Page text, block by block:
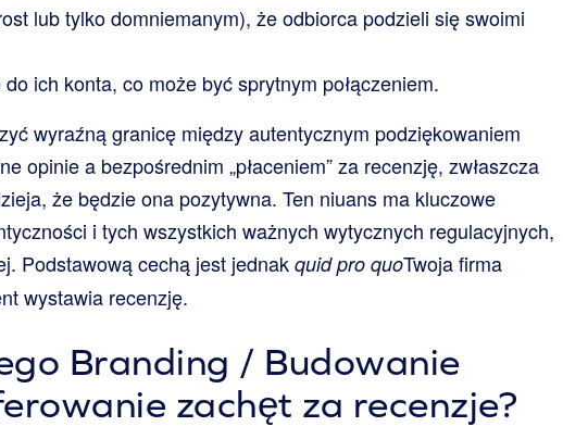
lub tylko domniemanym), że odbiorca podzieli się swoimi
ich konta, co może być sprytnym połączeniem.
wyraźną granicę między autentycznym podziękowaniem
opinie a bezpośrednim „płaceniem” za recenzję, zwłaszcza
że będzie ona pozytywna. Ten niuans ma kluczowe
i tych wszystkich ważnych wytycznych regulacyjnych,
Podstawową cechą jest jednak quid pro quoTwoja firma
wystawia recenzję.
Branding / Budowanie
zachęt za recenzje?